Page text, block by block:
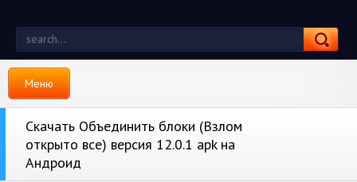
Меню
Скачать Объединить блоки (Взлом
открыто все) версия 12.0.1 apk на
Андроид